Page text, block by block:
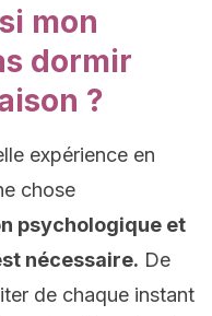
mon
dormir
?
expérience en
chose
psychologique et
nécessaire. De
de chaque instant